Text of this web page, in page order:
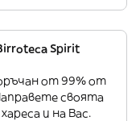
Spirit
от 99% от
своята
и на Вас.